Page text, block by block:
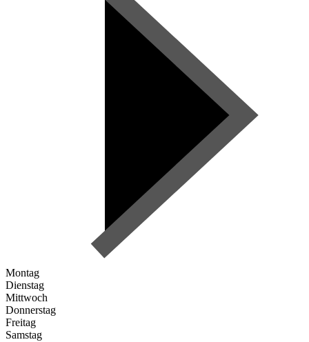
Montag
Dienstag
Mittwoch
Donnerstag
Freitag
Samstag